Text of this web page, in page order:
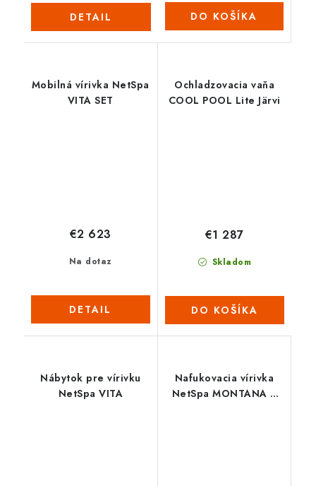
DETAIL DO KOŠÍKA
Mobilná vírivka NetSpa
VITA SET
Na dotaz
€2 623
DETAIL
Ochladzovacia vaňa
COOL POOL Lite Järvi
Skladom
€1 287
DO KOŠÍKA
Nábytok pre vírivku
NetSpa VITA
Nafukovacia vírivka
NetSpa MONTANA L